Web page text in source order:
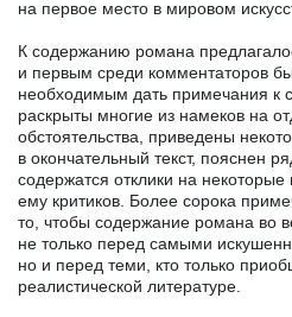
на первое место в мировом
К содержанию романа
и первым среди комментаторов
необходимым дать примечания к
раскрыты многие из намеков на
обстоятельства, приведены
в окончательный текст, пояснен
содержатся отклики на
ему критиков. Более сорока
то, чтобы содержание романа во
не только перед самыми
но и перед теми, кто только
реалистической литературе.